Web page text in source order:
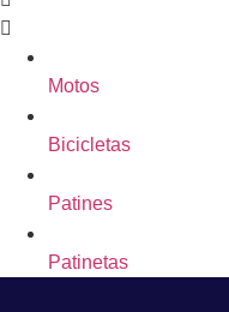
Motos
Bicicletas
Patines
Patinetas